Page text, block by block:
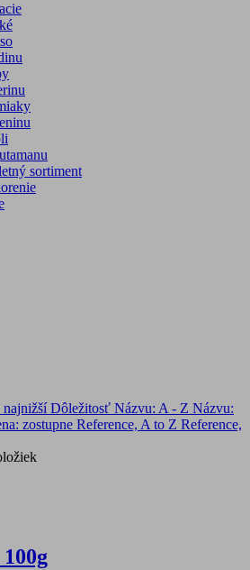
sortiment
najnižšíDôležitosť Názvu: A - Z Názvu:
zostupne Reference, A to Z Reference,